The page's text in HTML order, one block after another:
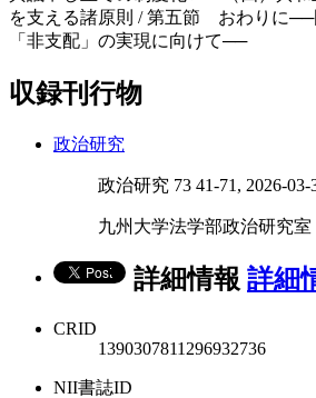
を支える諸原則 / 第五節 おわりに──
「非支配」の実現に向けて──
収録刊行物
政治研究
政治研究 73 41-71, 2026-03-
九州大学法学部政治研究室
詳細情報 詳細
CRID
1390307811296932736
NII書誌ID